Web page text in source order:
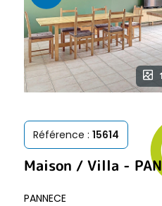
Maison / Villa -
Référence : 15614
PANNECE